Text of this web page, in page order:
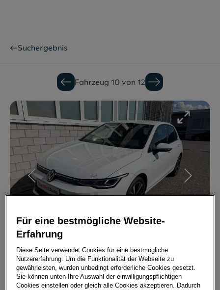
Suchergebnis
Fahrzeug 10 von 12
Golf Rabbit mHEV DSG
6842 Koblach
Für eine bestmögliche Website-
Erfahrung
Diese Seite verwendet Cookies für eine bestmögliche
Nutzererfahrung. Um die Funktionalität der Webseite zu
gewährleisten, wurden unbedingt erforderliche Cookies gesetzt.
Sie können unten Ihre Auswahl der einwilligungspflichtigen
Cookies einstellen oder gleich alle Cookies akzeptieren. Dadurch